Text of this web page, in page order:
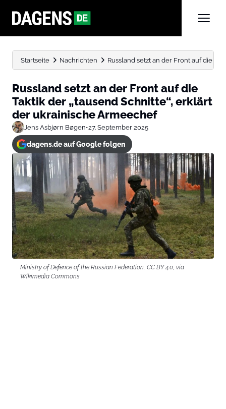
Startseite Nachrichten Russland setzt an der Front auf die
Russland setzt an der Front auf die
Taktik der „tausend Schnitte“, erklärt
der ukrainische Armeechef
Jens Asbjørn Bøgen•27. September 2025
dagens.de auf Google folgen
Ministry of Defence of the Russian Federation, CC BY 4.0, via
Wikimedia Commons